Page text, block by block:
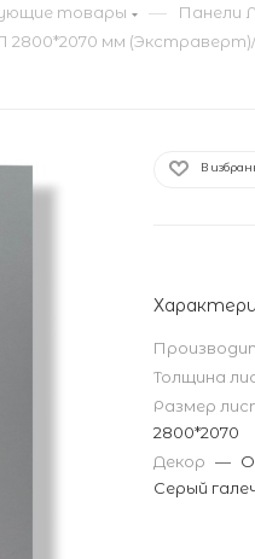
товары — Панели
мм
В
Толщина
Размер
2800*2070
Декор —
Серый